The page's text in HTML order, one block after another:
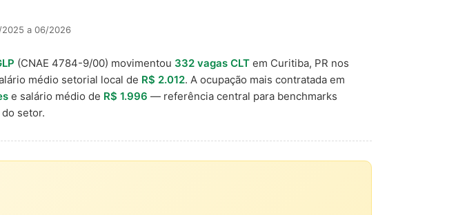
2025 a 06/2026
(CNAE 4784-9/00) movimentou 332 vagas CLT em Curitiba, PR nos
médio setorial local de R$ 2.012. A ocupação mais contratada em
e salário médio de R$ 1.996 — referência central para benchmarks
setor.